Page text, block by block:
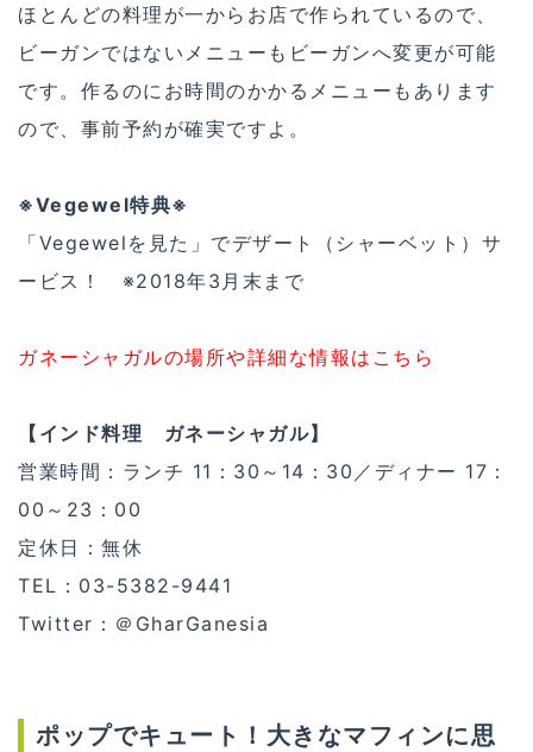
ほとんどの料理が一からお店で作られているので、
ビーガンではないメニューもビーガンへ変更が可能
です。作るのにお時間のかかるメニューもあります
ので、事前予約が確実ですよ。
※Vegewel特典※
「Vegewelを見た」でデザート（シャーベット）サ
ービス！ ※2018年3月末まで
ガネーシャガルの場所や詳細な情報はこちら
【インド料理 ガネーシャガル】
営業時間：ランチ 11：30～14：30／ディナー 17：
00～23：00
定休日：無休
TEL：03-5382-9441
Twitter：＠GharGanesia
ポップでキュート！大きなマフィンに思